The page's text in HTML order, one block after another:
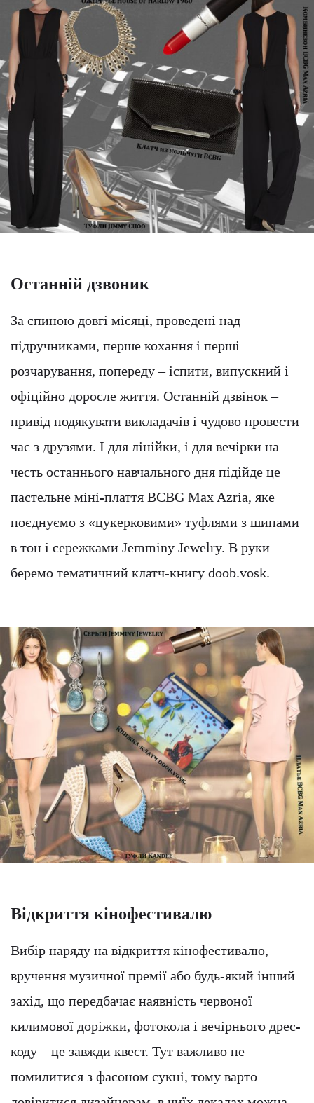
Останній дзвоник
За спиною довгі місяці, проведені над
підручниками, перше кохання і перші
розчарування, попереду – іспити, випускний і
офіційно доросле життя. Останній дзвінок –
привід подякувати викладачів і чудово провести
час з друзями. І для лінійки, і для вечірки на
честь останнього навчального дня підійде це
пастельне міні-плаття BCBG Max Azria, яке
поєднуємо з «цукерковими» туфлями з шипами
в тон і сережками Jemminy Jewelry. В руки
беремо тематичний клатч-книгу doob.vosk.
Відкриття кінофестивалю
Вибір наряду на відкриття кінофестивалю,
вручення музичної премії або будь-який інший
захід, що передбачає наявність червоної
килимової доріжки, фотокола і вечірнього дрес-
коду – це завжди квест. Тут важливо не
помилитися з фасоном сукні, тому варто